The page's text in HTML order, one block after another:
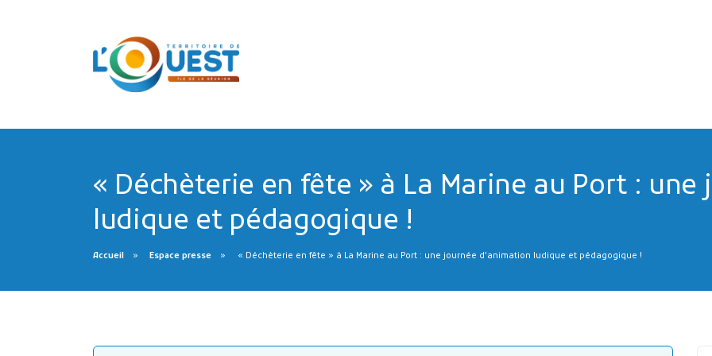
« Déchèterie en fête » à La Marine au Port : une
ludique et pédagogique !
Accueil Espace presse « Déchèterie en fête » à La Marine au Port : une journée d’animation ludique et pédagogique !